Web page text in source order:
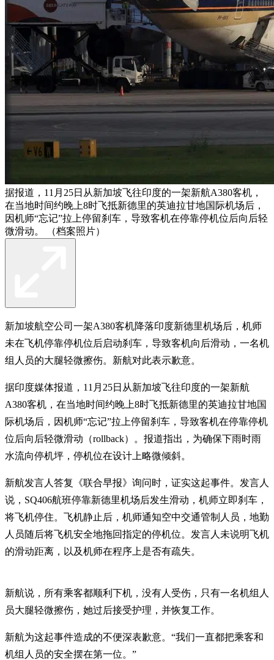
据报道，11月25日从新加坡飞往印度的一架新航A380客机，
在当地时间约晚上8时飞抵新德里的英迪拉甘地国际机场后，
因机师“忘记”拉上停留刹车，导致客机在停靠停机位后向后轻
微滑动。 （档案照片）
新加坡航空公司一架A380客机降落印度新德里机场后，机师
未在飞机停靠停机位后启动刹车，导致客机向后滑动，一名机
组人员的大腿轻微擦伤。新航对此表示歉意。
据印度媒体报道，11月25日从新加坡飞往印度的一架新航
A380客机，在当地时间约晚上8时飞抵新德里的英迪拉甘地国
际机场后，因机师“忘记”拉上停留刹车，导致客机在停靠停机
位后向后轻微滑动（rollback）。报道指出，为确保下雨时雨
水流向停机坪，停机位在设计上略微倾斜。
新航发言人答复《联合早报》询问时，证实这起事件。发言人
说，SQ406航班停靠新德里机场后发生滑动，机师立即刹车，
将飞机停住。飞机静止后，机师通知空中交通管制人员，地勤
人员随后将飞机安全地拖回指定的停机位。发言人未说明飞机
的滑动距离，以及机师在程序上是否有疏失。
新航说，所有乘客都顺利下机，没有人受伤，只有一名机组人
员大腿轻微擦伤，她过后接受护理，并恢复工作。
新航为这起事件造成的不便深表歉意。“我们一直都把乘客和
机组人员的安全摆在第一位。”